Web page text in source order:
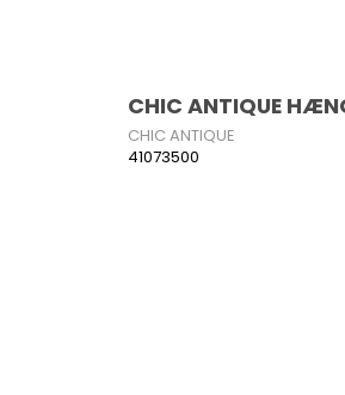
CHIC ANTIQUE
CHIC ANTIQUE
41073500